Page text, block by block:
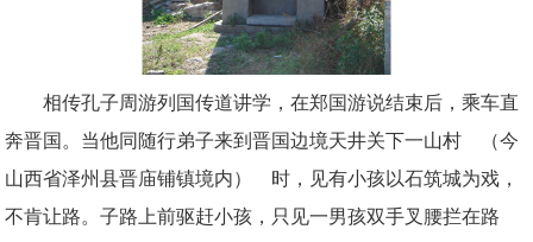
相传孔子周游列国传道讲学，在郑国游说结束后，乘车直
奔晋国。当他同随行弟子来到晋国边境天井关下一山村
（今
山西省泽州县晋庙铺镇境内） 时，见有小孩以石筑城为戏，
不肯让路。子路上前驱赶小孩，只见一男孩双手叉腰拦在路